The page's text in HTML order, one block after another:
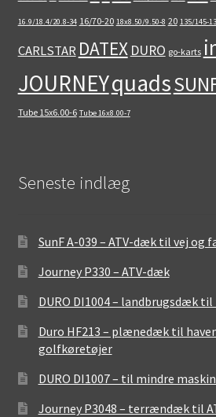
16.9/18.4/20.8-34 16/70-20 18x8.50/9.50-8 20 135/145-13
CARLSTAR DATEX DURO go-karts
JOURNEYquads
Tube 15x6.00-6 Tube 16x8.00-7
Seneste indlæg
SunF A-039 – ATV-dæk til vej og
Journey P330 – ATV-dæk
DURO DI1004 – landbrugsdæk
Duro HF213 – plænedæk til
golfkøretøjer
DURO DI1007 – til mindre
Journey P3048 – terrændæk til